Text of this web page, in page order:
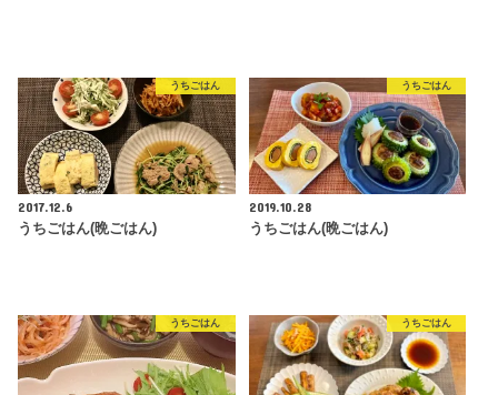
うちごはん
2017.12.6
うちごはん(晩ごはん)
うちごはん
2019.10.28
うちごはん(晩ごはん)
うちごはん うちごはん